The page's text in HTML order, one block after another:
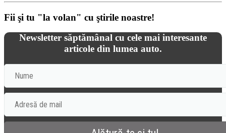
Fii şi tu "la volan" cu ştirile noastre!
Newsletter săptămânal cu cele mai interesante
articole din lumea auto.